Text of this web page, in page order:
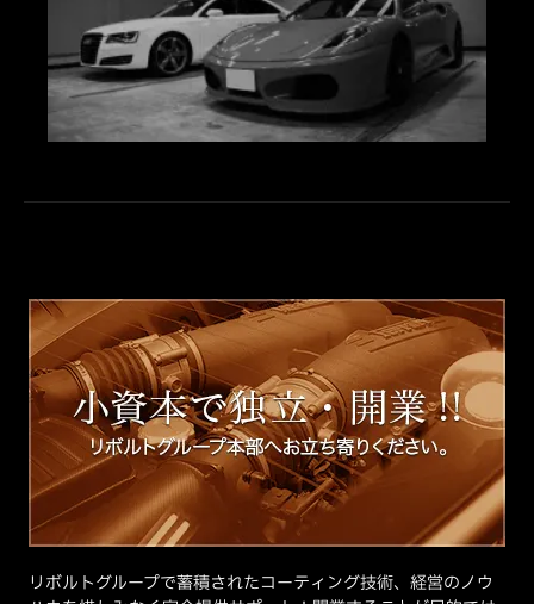
リボルトグループで蓄積されたコーティング技術、経営のノウ